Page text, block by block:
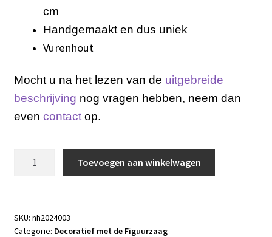
cm
Handgemaakt en dus uniek
Vurenhout
Mocht u na het lezen van de uitgebreide
beschrijving nog vragen hebben, neem dan
even contactop.
Toevoegen aan winkelwagen
SKU: nh2024003
Categorie: Decoratief met de Figuurzaag